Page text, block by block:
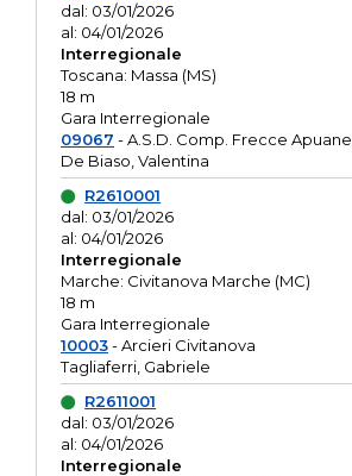
dal: 03/01/2026
al: 04/01/2026
Interregionale
Toscana: Massa (MS)
18 m
Gara Interregionale
09067 - A.S.D. Comp. Frecce Apuane
De Biaso, Valentina
R2610001
dal: 03/01/2026
al: 04/01/2026
Interregionale
Marche: Civitanova Marche (MC)
18 m
Gara Interregionale
10003- Arcieri Civitanova
Tagliaferri, Gabriele
R2611001
dal: 03/01/2026
al: 04/01/2026
Interregionale